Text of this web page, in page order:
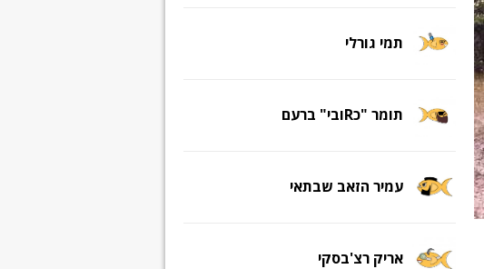
תמי גורלי
תומר "כRובי" ברעם
עמיר הזאב שבתאי
אריק רצ'בסקי